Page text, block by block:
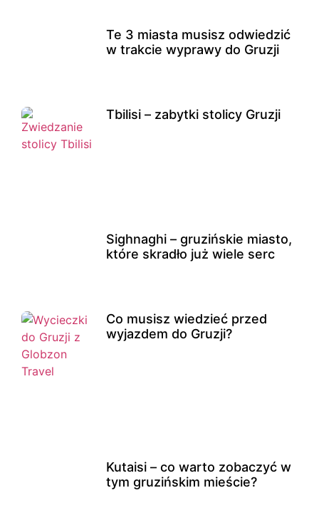
Te 3 miasta musisz odwiedzić
w trakcie wyprawy do Gruzji
Tbilisi – zabytki stolicy Gruzji
Sighnaghi – gruzińskie miasto,
które skradło już wiele serc
Co musisz wiedzieć przed
wyjazdem do Gruzji?
Kutaisi – co warto zobaczyć w
tym gruzińskim mieście?